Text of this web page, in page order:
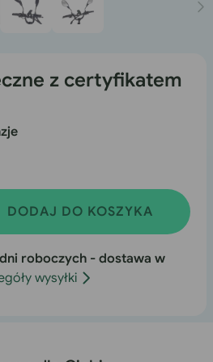
z certyfikatem
DODAJ DO KOSZYKA
roboczych - dostawa w
wysyłki